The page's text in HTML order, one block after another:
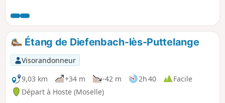
même en cas de chaleur importante.
Déambulation dans Albestroff par des petits
sentiers très intéressants et pittoresques.
Étang de Diefenbach-lès-Puttelange
Visorandonneur
9,03 km
+34 m -42 m 2h 40
Facile
Départ à Hoste (Moselle)